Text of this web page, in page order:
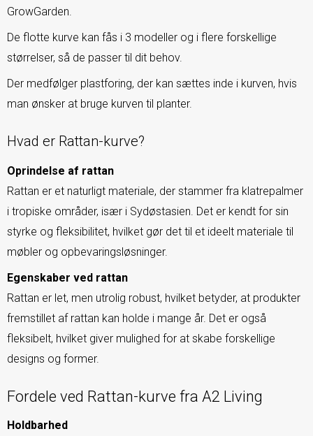
GrowGarden.
De flotte kurve kan fås i 3 modeller og i flere forskellige
størrelser, så de passer til dit behov.
Der medfølger plastforing, der kan sættes inde i kurven, hvis
man ønsker at bruge kurven til planter.
Hvad er Rattan-kurve?
Oprindelse af rattan
Rattan er et naturligt materiale, der stammer fra klatrepalmer
i tropiske områder, især i Sydøstasien. Det er kendt for sin
styrke og fleksibilitet, hvilket gør det til et ideelt materiale til
møbler og opbevaringsløsninger.
Egenskaber ved rattan
Rattan er let, men utrolig robust, hvilket betyder, at produkter
fremstillet af rattan kan holde i mange år. Det er også
fleksibelt, hvilket giver mulighed for at skabe forskellige
designs og former.
Fordele ved Rattan-kurve fra A2 Living
Holdbarhed